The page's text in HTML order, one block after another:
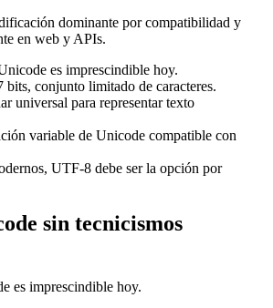
dominante por compatibilidad y
en web y APIs.
es imprescindible hoy.
conjunto limitado de caracteres.
universal para representar texto
variable de Unicode compatible con
UTF-8 debe ser la opción por
sin tecnicismos
es imprescindible hoy.